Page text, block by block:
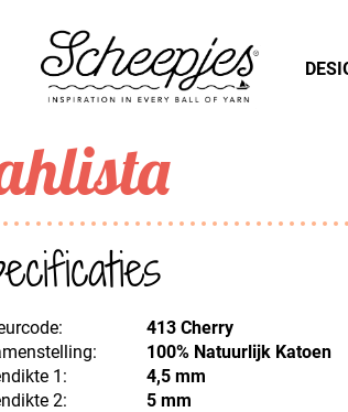
413 Cherry
100% Natuurlijk Katoen
1:
4,5 mm
2:
5 mm